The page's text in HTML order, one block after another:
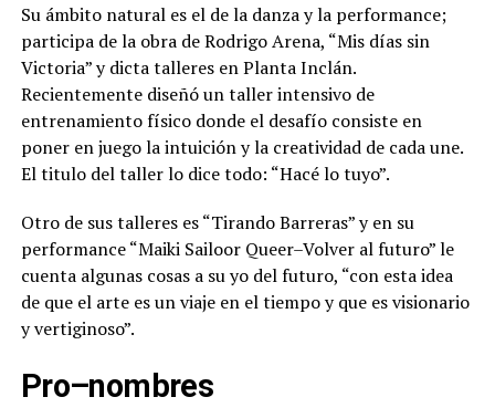
Su ámbito natural es el de la danza y la performance;
participa de la obra de Rodrigo Arena, “Mis días sin
Victoria” y dicta talleres en Planta Inclán.
Recientemente diseñó un taller intensivo de
entrenamiento físico donde el desafío consiste en
poner en juego la intuición y la creatividad de cada une.
El titulo del taller lo dice todo: “Hacé lo tuyo”.
Otro de sus talleres es “Tirando Barreras” y en su
performance “Maiki Sailoor Queer–Volver al futuro” le
cuenta algunas cosas a su yo del futuro, “con esta idea
de que el arte es un viaje en el tiempo y que es visionario
y vertiginoso”.
Pro–nombres